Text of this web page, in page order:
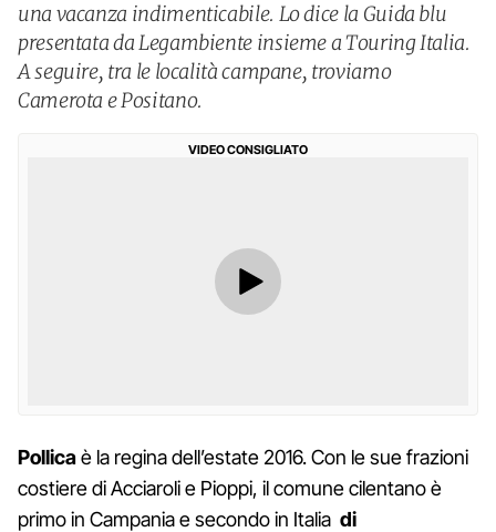
una vacanza indimenticabile. Lo dice la Guida blu
presentata da Legambiente insieme a Touring Italia.
A seguire, tra le località campane, troviamo
Camerota e Positano.
VIDEO CONSIGLIATO
Pollicaè la regina dell’estate 2016. Con le sue frazioni
costiere di Acciaroli e Pioppi, il comune cilentano è
primo in Campania e secondo in Italia di